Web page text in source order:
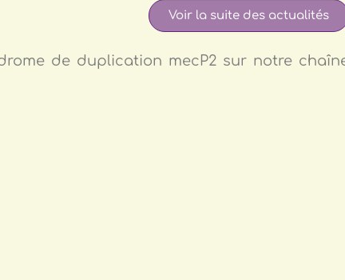
Voir la suite des actualités
de duplication mecP2 sur notre